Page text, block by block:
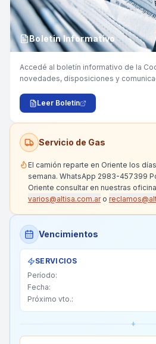
Boletin Informativo
Accedé al boletín informativo de la
novedades, disposiciones y
Leer Boletín
Servicio de Gas
El camión reparte en Oriente los días
semana. WhatsApp 2983-457399
Oriente consultar en nuestras
varios@altisa.com.ar o
Vencimientos
SERVICIOS
Período:
Fecha:
Próximo vto.:
+